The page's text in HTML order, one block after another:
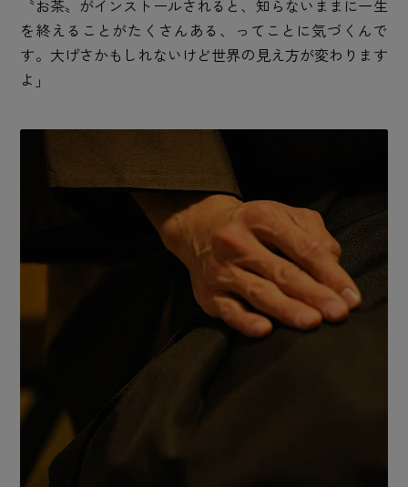
〝お茶〟がインストールされると、知らないままに一生
を終えることがたくさんある、ってことに気づくんで
す。大げさかもしれないけど世界の見え方が変わります
よ」